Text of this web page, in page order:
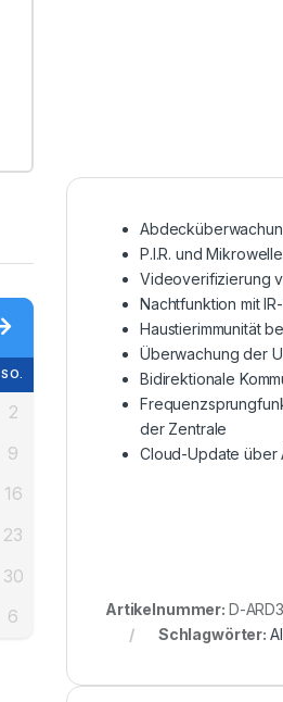
P.I.R. und Mikrowelle
Videoverifizierung
Nachtfunktion mit
Haustierimmunität
Überwachung der
Bidirektionale
der Zentrale
Cloud-Update über
Artikelnummer: D-
Schlagwörter:
SO.
2
9
16
23
30
6